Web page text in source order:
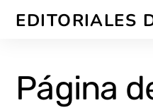
EDITORIALES
Página